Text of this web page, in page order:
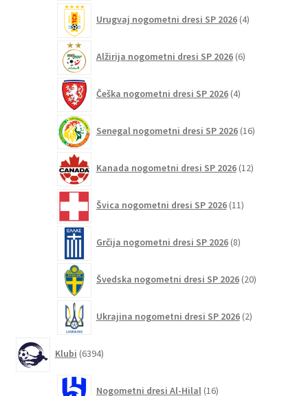
Urugvaj nogometni dresi SP 2026 4izdelki
Alžirija nogometni dresi SP 2026 6izdelkov
Češka nogometni dresi SP 2026 4izdelki
Senegal nogometni dresi SP 2026 16izdelkov
Kanada nogometni dresi SP 2026 12izdelkov
Švica nogometni dresi SP 2026 11izdelkov
Grčija nogometni dresi SP 2026 8izdelkov
Švedska nogometni dresi SP 2026 20izdelkov
Ukrajina nogometni dresi SP 2026 2izdelka
Klubi 6394izdelkov
Nogometni dresi Al-Hilal 16